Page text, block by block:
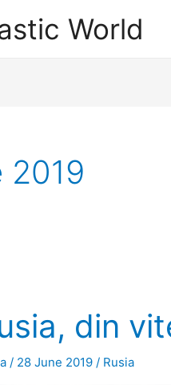
World
2019
din
/ 28 June 2019/ Rusia